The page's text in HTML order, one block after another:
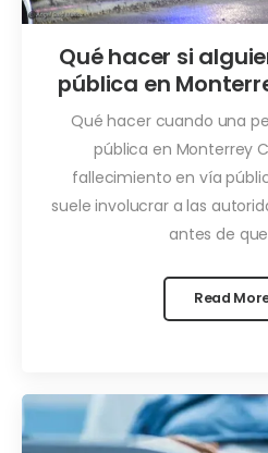
Qué hacer si
pública en
Qué hacer cuando una
pública en Monterrey
fallecimiento en vía
suele involucrar a las
antes de
Read